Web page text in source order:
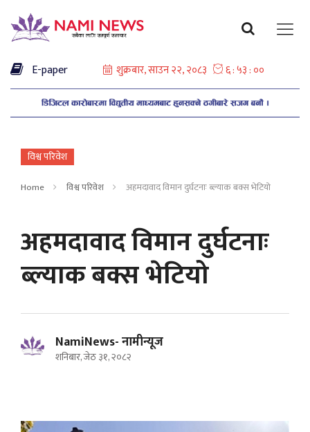
E-paper
विश्व परिवेश
Home विश्व परिवेश अहमदावाद विमान दुर्घटनाः ब्ल्याक बक्स भेटियो
अहमदावाद विमान दुर्घटनाः
ब्ल्याक बक्स भेटियो
NamiNews- नामीन्यूज
शनिबार, जेठ ३१, २०८२